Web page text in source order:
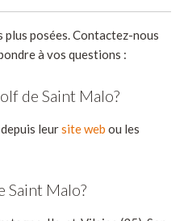
plus posées. Contactez-nous
à vos questions :
de Saint Malo?
leursite web ou les
Saint Malo?